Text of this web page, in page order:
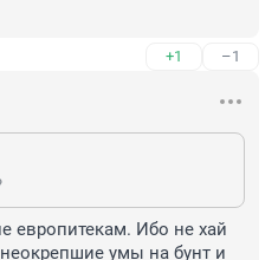
+1 –1
европитекам. Ибо не хай
умы на бунт и